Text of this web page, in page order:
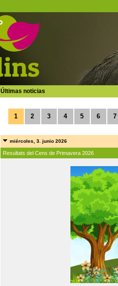
Últimas noticias
1 2 3 4 5 6 7
miércoles, 3. junio 2026
Resultats del Cens de Primavera 2026